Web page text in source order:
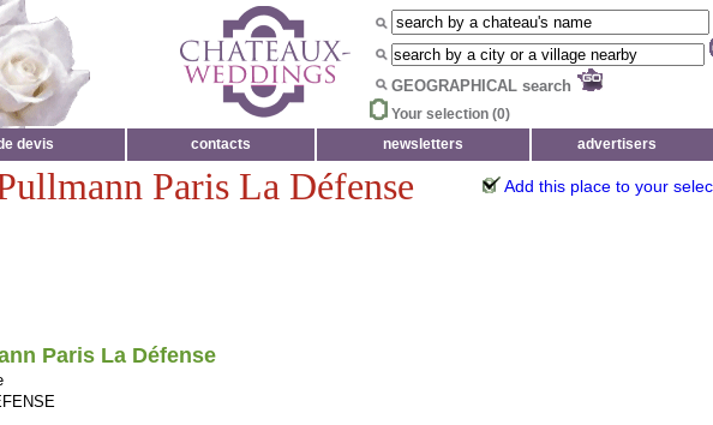
GEOGRAPHICAL search
Your selection (0)
devis
contacts newsletters advertisers
Paris La Défense Add this place to your
Paris La Défense